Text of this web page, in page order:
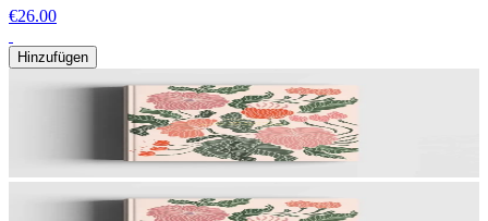
€26.00
Hinzufügen